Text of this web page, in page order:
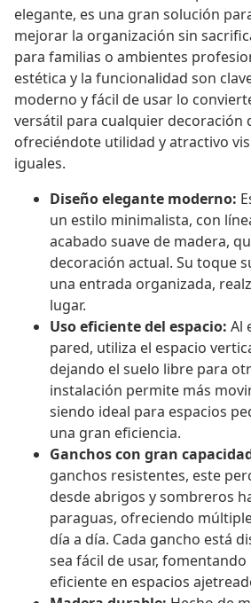
elegante, es una gran solución
mejorar la organización sin
para familias o ambientes
estética y la funcionalidad son
moderno y fácil de usar lo
versátil para cualquier decoración
ofreciéndote utilidad y atractivo
iguales.
Diseño elegante moderno:
un estilo minimalista, con
acabado suave de madera,
decoración actual. Su toque
una entrada organizada,
lugar.
Uso eficiente del espacio: Al
pared, utiliza el espacio
dejando el suelo libre para
instalación permite más
siendo ideal para espacios
una gran eficiencia.
Ganchos con gran
ganchos resistentes, este
desde abrigos y sombreros
paraguas, ofreciendo
día a día. Cada gancho está
sea fácil de usar,
eficiente en espacios